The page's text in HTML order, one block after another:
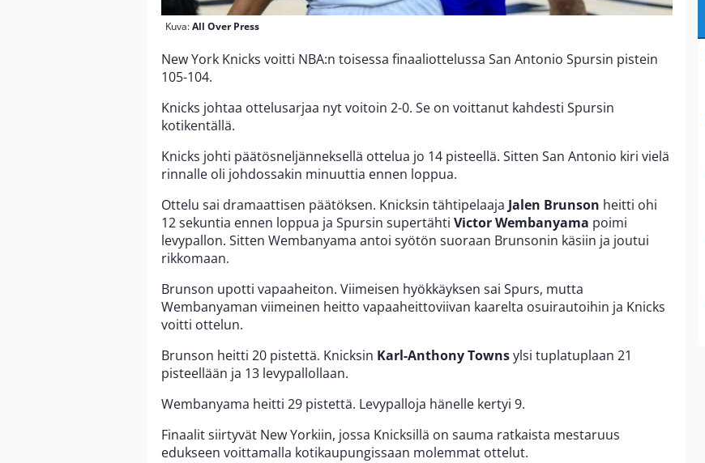
Kuva:All Over Press
New York Knicks voitti NBA:n toisessa finaaliottelussa San Antonio Spursin pistein
105-104.
Knicks johtaa ottelusarjaa nyt voitoin 2-0. Se on voittanut kahdesti Spursin
kotikentällä.
Knicks johti päätösneljänneksellä ottelua jo 14 pisteellä. Sitten San Antonio kiri vielä
rinnalle oli johdossakin minuuttia ennen loppua.
Ottelu sai dramaattisen päätöksen. Knicksin tähtipelaaja Jalen Brunson heitti ohi
12 sekuntia ennen loppua ja Spursin supertähti Victor Wembanyama poimi
levypallon. Sitten Wembanyama antoi syötön suoraan Brunsonin käsiin ja joutui
rikkomaan.
Brunson upotti vapaaheiton. Viimeisen hyökkäyksen sai Spurs, mutta
Wembanyaman viimeinen heitto vapaaheittoviivan kaarelta osuirautoihin ja Knicks
voitti ottelun.
Brunson heitti 20 pistettä. Knicksin Karl-Anthony Townsylsi tuplatuplaan 21
pisteellään ja 13 levypallollaan.
Wembanyama heitti 29 pistettä. Levypalloja hänelle kertyi 9.
Finaalit siirtyvät New Yorkiin, jossa Knicksillä on sauma ratkaista mestaruus
edukseen voittamalla kotikaupungissaan molemmat ottelut.